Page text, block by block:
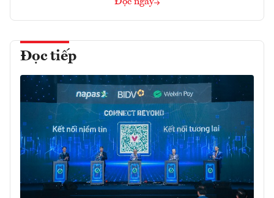
Đọc ngay
Đọc tiếp